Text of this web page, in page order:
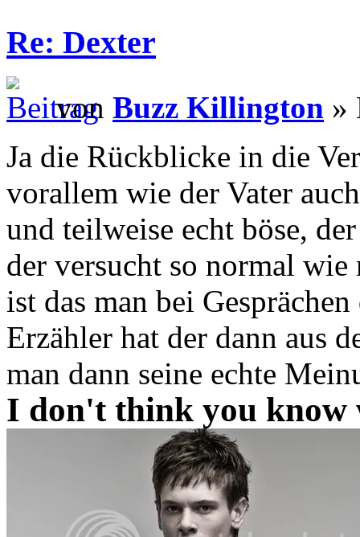
Re: Dexter
von Buzz Killington »
Ja die Rückblicke in die
vorallem wie der Vater
und teilweise echt böse,
der versucht so normal
ist das man bei
Erzähler hat der dann aus
man dann seine echte
I don't think you know